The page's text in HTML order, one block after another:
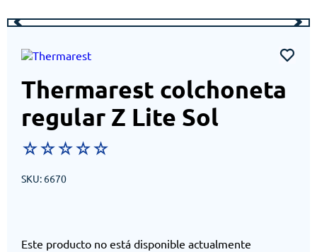
Thermarest colchoneta
regular Z Lite Sol
☆☆☆☆☆
SKU: 6670
Este producto no está disponible actualmente